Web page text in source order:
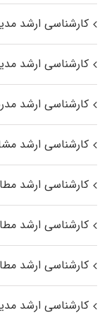
کارشناسی ارشد
کارشناسی ارشد
کارشناسی ارشد
کارشناسی ارشد
کارشناسی ارشد
کارشناسی ارشد
کارشناسی ارشد
کارشناسی ارشد